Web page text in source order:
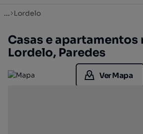
... Lordelo
Casas e apartamentos
Lordelo, Paredes
Ver Mapa